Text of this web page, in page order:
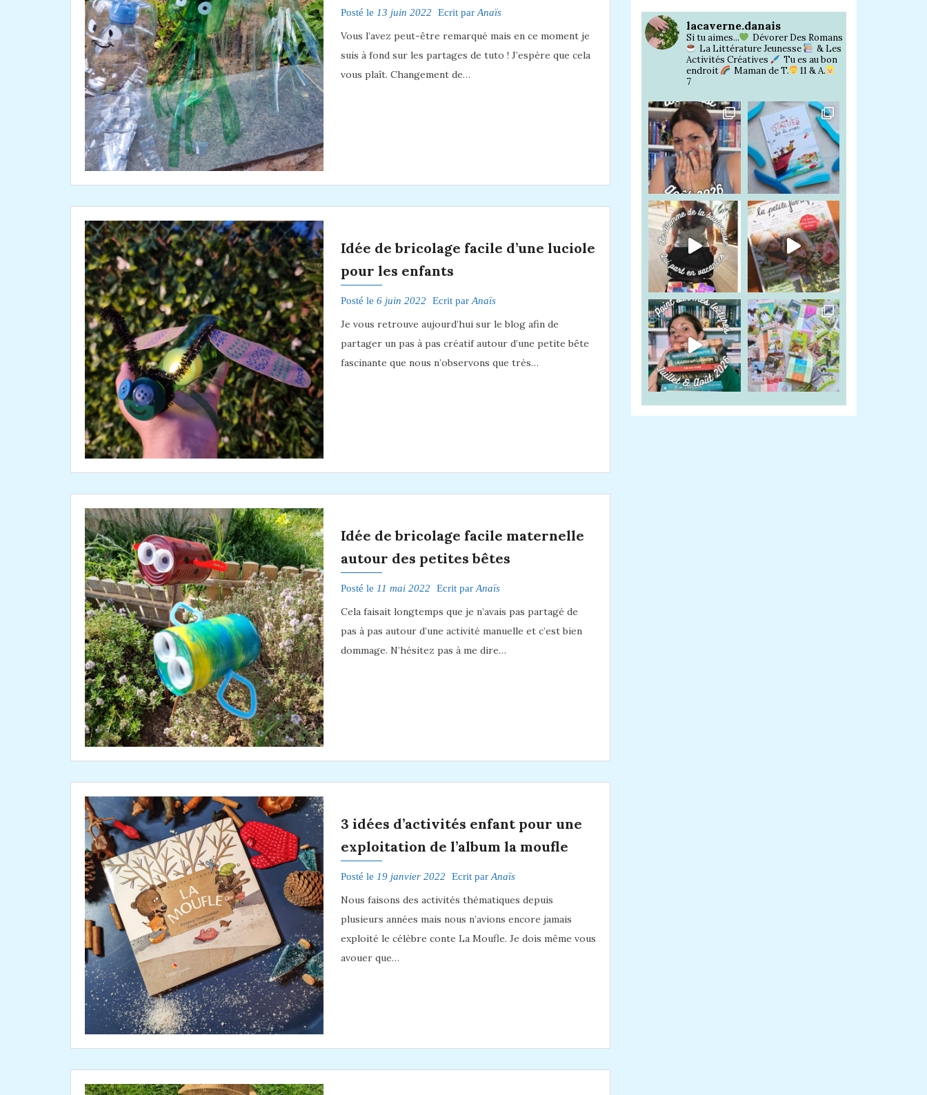
Posté le 13 juin 2022 Ecrit par Anaïs
Vous l’avez peut-être remarqué mais en ce moment je
suis à fond sur les partages de tuto ! J’espère que cela
vous plaît. Changement de…
Idée de bricolage facile d’une luciole
pour les enfants
Posté le 6 juin 2022 Ecrit par Anaïs
Je vous retrouve aujourd’hui sur le blog afin de
partager un pas à pas créatif autour d’une petite bête
fascinante que nous n’observons que très…
Idée de bricolage facile maternelle
autour des petites bêtes
Posté le 11 mai 2022 Ecrit par Anaïs
Cela faisait longtemps que je n’avais pas partagé de
pas à pas autour d’une activité manuelle et c’est bien
dommage. N’hésitez pas à me dire…
3 idées d’activités enfant pour une
exploitation de l’album la moufle
Posté le 19 janvier 2022 Ecrit par Anaïs
Nous faisons des activités thématiques depuis
plusieurs années mais nous n’avions encore jamais
exploité le célèbre conte La Moufle. Je dois même vous
avouer que…
lacaverne.danais
Si tu aimes...
Dévorer Des Romans
La Littérature Jeunesse
& Les
Activités Créatives
Tu es au bon
endroit
Maman de T.
11 & A.
7